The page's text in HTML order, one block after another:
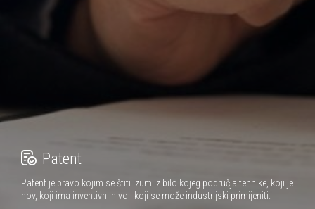
Patent
Patent je pravo kojim se štiti izum iz bilo kojeg područja tehnike, koji je
nov, koji ima inventivni nivo i koji se može industrijski primijeniti.